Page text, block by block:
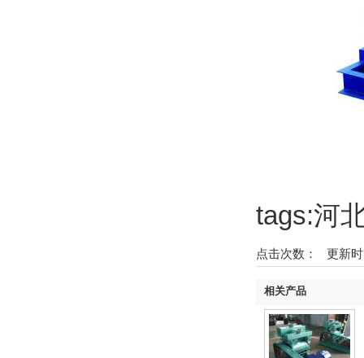
tags:河
点击次数： 更新
相关产品